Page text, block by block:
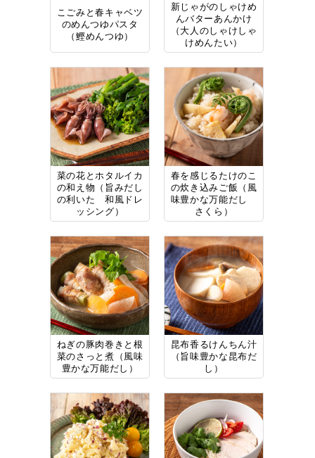
こごみと春キャベツ
のめんつゆパスタ
（鰹めんつゆ）
新じゃがのしゃけめ
んバターあんかけ
（大人のしゃけしゃ
けめんたい）
菜の花とホタルイカ
の和え物（旨みだし
の利いた 和風ドレ
ッシング）
春を感じるたけのこ
の炊き込みご飯（風
味豊かな万能だし
さくら）
ねぎの豚肉巻きと根
菜のさっと煮（風味
豊かな万能だし）
昆布香るけんちん汁
（旨味豊かな昆布だ
し）